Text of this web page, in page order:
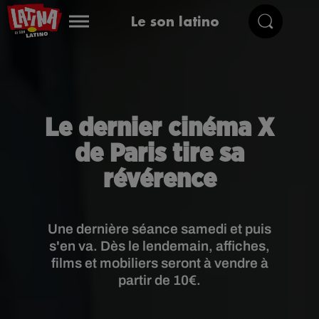
Le son latino
Le dernier cinéma X
de Paris tire sa
révérence
Une dernière séance samedi et puis
s'en va. Dès le lendemain, affiches,
films et mobiliers seront à vendre à
partir de 10€.